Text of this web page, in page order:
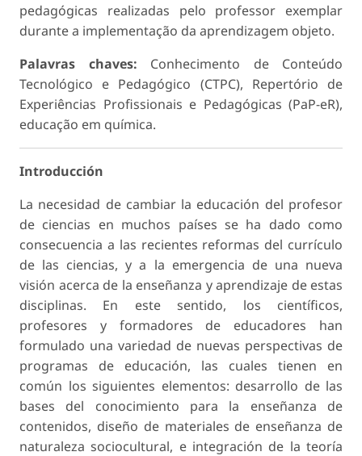
pedagógicas realizadas pelo professor exemplar
durante a implementação da aprendizagem objeto.
Palavras chaves: Conhecimento de Conteúdo
Tecnológico e Pedagógico (CTPC), Repertório de
Experiências Profissionais e Pedagógicas (PaP-eR),
educação em química.
Introducción
La necesidad de cambiar la educación del profesor
de ciencias en muchos países se ha dado como
consecuencia a las recientes reformas del currículo
de las ciencias, y a la emergencia de una nueva
visión acerca de la enseñanza y aprendizaje de estas
disciplinas. En este sentido, los científicos,
profesores y formadores de educadores han
formulado una variedad de nuevas perspectivas de
programas de educación, las cuales tienen en
común los siguientes elementos: desarrollo de las
bases del conocimiento para la enseñanza de
contenidos, diseño de materiales de enseñanza de
naturaleza sociocultural, e integración de la teoría